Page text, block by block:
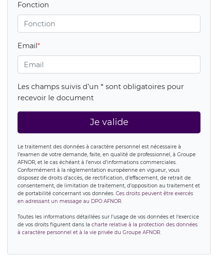
Fonction
Email
Les champs suivis d’un * sont obligatoires pour
recevoir le document
Je valide
Le traitement des données à caractère personnel est nécessaire à
l’examen de votre demande, faite, en qualité de professionnel, à Groupe
AFNOR, et le cas échéant à l’envoi d’informations commerciales.
Conformément à la réglementation européenne en vigueur, vous
disposez de droits d’accès, de rectification, d’effacement, de retrait de
consentement, de limitation de traitement, d’opposition au traitement et
de portabilité concernant vos données. Ces droits peuvent être exercés
en adressant un message au DPO AFNOR.
Toutes les informations détaillées sur l’usage de vos données et l’exercice
de vos droits figurent dans la charte relative à la protection des données
à caractère personnel et à la vie privée du Groupe AFNOR.